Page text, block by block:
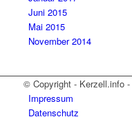
Juni 2015
Mai 2015
November 2014
© Copyright - Kerzell.info -
Impressum
Datenschutz